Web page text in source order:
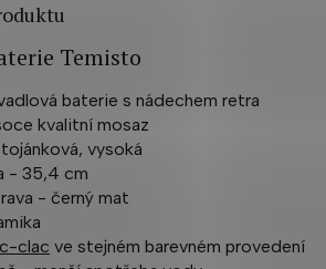
Temisto
baterie s nádechem retra
kvalitní mosaz
vysoká
- 35,4 cm
- černý mat
clac ve stejném barevném provedení